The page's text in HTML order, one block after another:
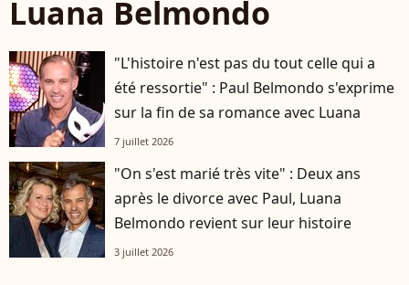
Luana Belmondo
"L'histoire n'est pas du tout celle qui a
été ressortie" : Paul Belmondo s'exprime
sur la fin de sa romance avec Luana
7 juillet 2026
"On s'est marié très vite" : Deux ans
après le divorce avec Paul, Luana
Belmondo revient sur leur histoire
3 juillet 2026